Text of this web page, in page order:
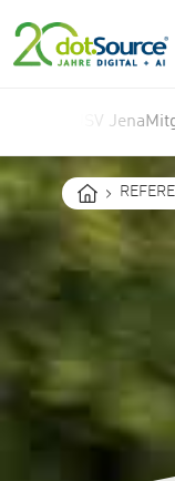
You
are
here:
USV Jena